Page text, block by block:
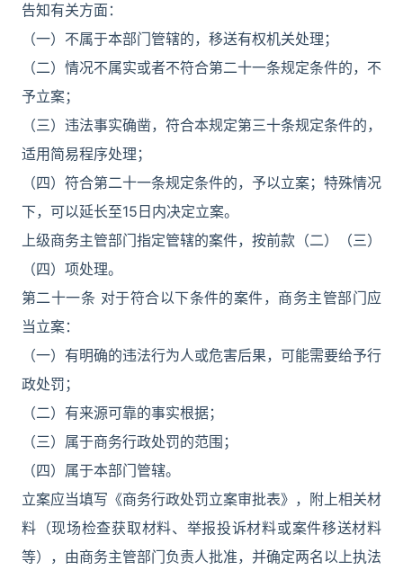
告知有关方面：
（一）不属于本部门管辖的，移送有权机关处理；
（二）情况不属实或者不符合第二十一条规定条件的，不
予立案；
（三）违法事实确凿，符合本规定第三十条规定条件的，
适用简易程序处理；
（四）符合第二十一条规定条件的，予以立案；特殊情况
下，可以延长至15日内决定立案。
上级商务主管部门指定管辖的案件，按前款（二）（三）
（四）项处理。
第二十一条 对于符合以下条件的案件，商务主管部门应
当立案：
（一）有明确的违法行为人或危害后果，可能需要给予行
政处罚；
（二）有来源可靠的事实根据；
（三）属于商务行政处罚的范围；
（四）属于本部门管辖。
立案应当填写《商务行政处罚立案审批表》，附上相关材
料（现场检查获取材料、举报投诉材料或案件移送材料
等），由商务主管部门负责人批准，并确定两名以上执法